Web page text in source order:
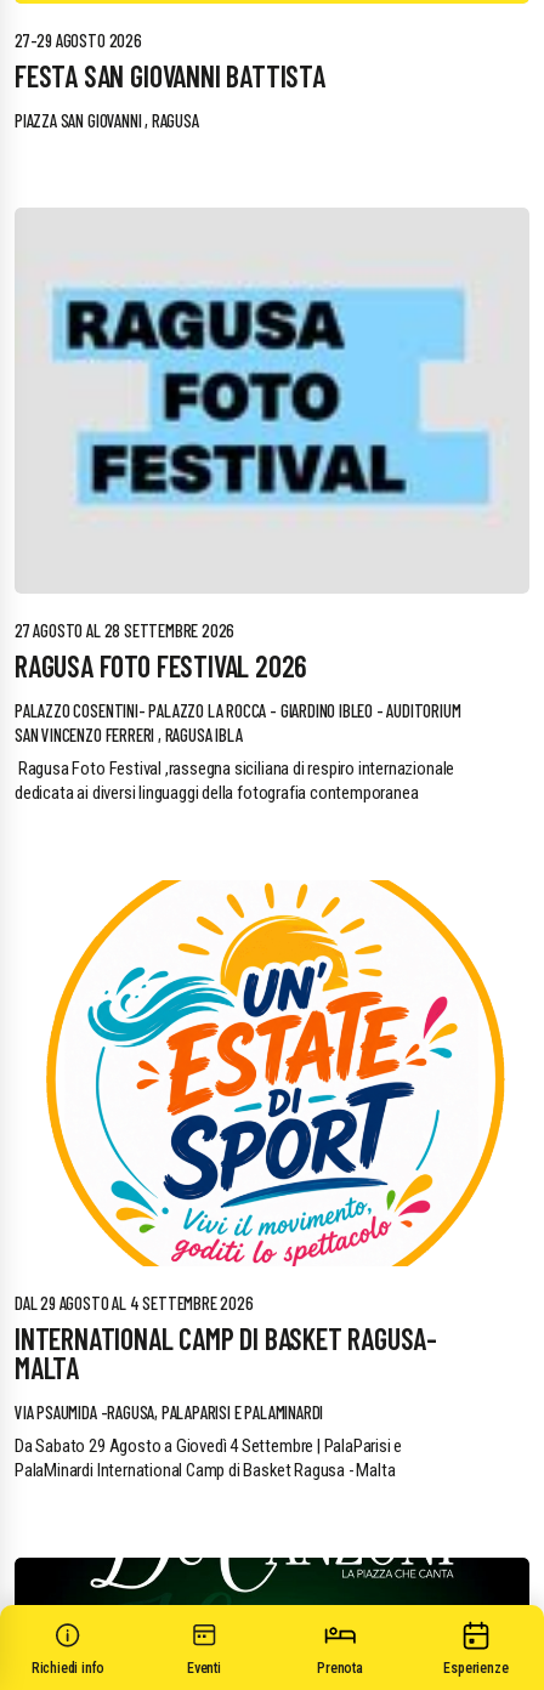
Richiedi info Eventi Prenota Esperienze
27-29 AGOSTO 2026
FESTA SAN GIOVANNI BATTISTA
PIAZZA SAN GIOVANNI , RAGUSA
27 AGOSTO AL 28 SETTEMBRE 2026
RAGUSA FOTO FESTIVAL 2026
PALAZZO COSENTINI- PALAZZO LA ROCCA - GIARDINO IBLEO - AUDITORIUM
SAN VINCENZO FERRERI , RAGUSA IBLA
Ragusa Foto Festival ,rassegna siciliana di respiro internazionale
dedicata ai diversi linguaggi della fotografia contemporanea
DAL 29 AGOSTO AL 4 SETTEMBRE 2026
INTERNATIONAL CAMP DI BASKET RAGUSA-
MALTA
VIA PSAUMIDA -RAGUSA, PALAPARISI E PALAMINARDI
Da Sabato 29 Agosto a Giovedì 4 Settembre | PalaParisi e
PalaMinardi International Camp di Basket Ragusa - Malta